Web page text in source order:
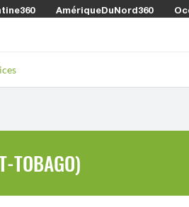
AmériqueDuNord360
TOBAGO)